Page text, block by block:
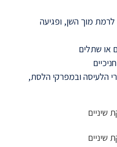
מוך השן, ופגיעה
או שתלים
הלעיסה ובמפרקי הלסת,